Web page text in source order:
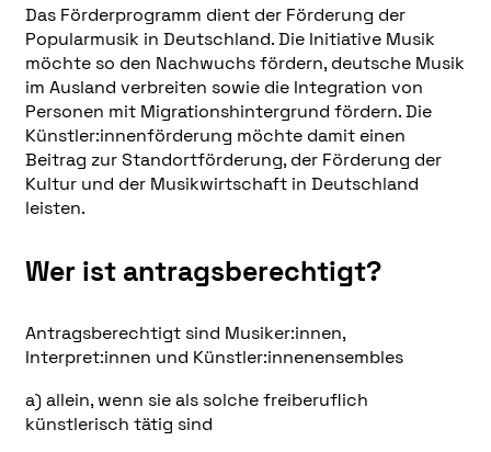
Das Förderprogramm dient der Förderung der
Popularmusik in Deutschland. Die Initiative Musik
möchte so den Nachwuchs fördern, deutsche Musik
im Ausland verbreiten sowie die Integration von
Personen mit Migrationshintergrund fördern. Die
Künstler:innenförderung möchte damit einen
Beitrag zur Standortförderung, der Förderung der
Kultur und der Musikwirtschaft in Deutschland
leisten.
Wer ist antragsberechtigt?
Antragsberechtigt sind Musiker:innen,
Interpret:innen und Künstler:innenensembles
a) allein, wenn sie als solche freiberuflich
künstlerisch tätig sind